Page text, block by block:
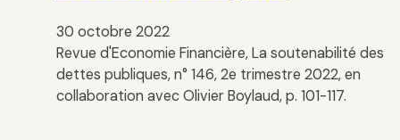
30 octobre 2022
Revue d'Economie Financière, La soutenabilité des
dettes publiques, n° 146, 2e trimestre 2022, en
collaboration avec Olivier Boylaud, p. 101-117.